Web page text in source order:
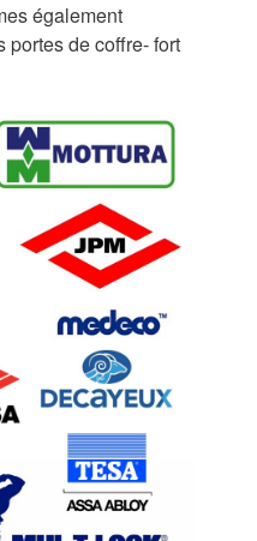
également
portes de coffre- fort